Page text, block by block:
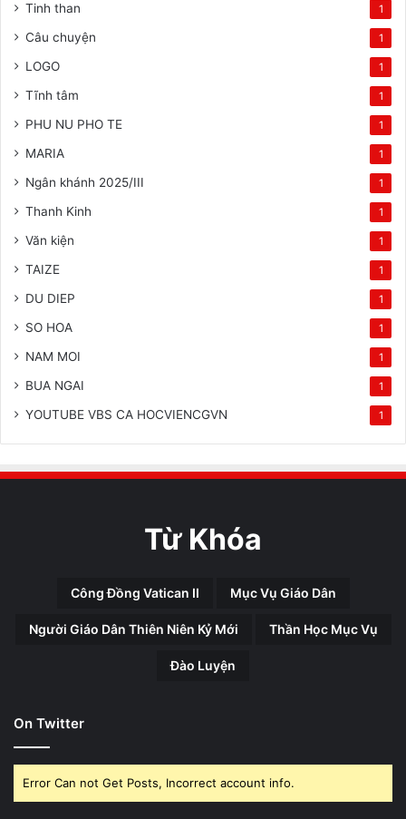
Tinh than 1
Câu chuyện 1
LOGO 1
Tĩnh tâm 1
PHU NU PHO TE 1
MARIA 1
Ngân khánh 2025/III 1
Thanh Kinh 1
Văn kiện 1
TAIZE 1
DU DIEP 1
SO HOA 1
NAM MOI 1
BUA NGAI 1
YOUTUBE VBS CA HOCVIENCGVN 1
Từ Khóa
Công Đồng Vatican II Mục Vụ Giáo Dân
Người Giáo Dân Thiên Niên Kỷ Mới Thần Học Mục Vụ
Đào Luyện
On Twitter
Error Can not Get Posts, Incorrect account info.